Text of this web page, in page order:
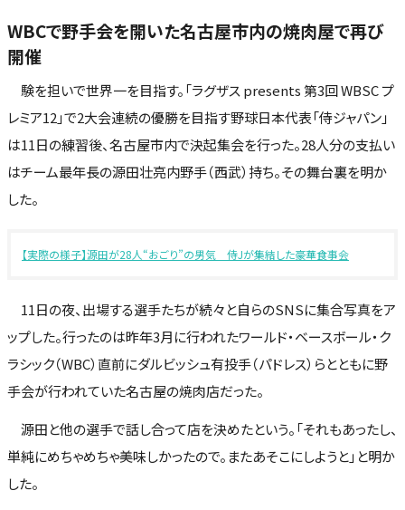
WBCで野手会を開いた名古屋市内の焼肉屋で再び
開催
験を担いで世界一を目指す。「ラグザス presents 第3回 WBSC プ
レミア12」で2大会連続の優勝を目指す野球日本代表「侍ジャパン」
は11日の練習後、名古屋市内で決起集会を行った。28人分の支払い
はチーム最年長の源田壮亮内野手（西武）持ち。その舞台裏を明か
した。
【実際の様子】源田が28人“おごり”の男気 侍Jが集結した豪華食事会
11日の夜、出場する選手たちが続々と自らのSNSに集合写真をア
ップした。行ったのは昨年3月に行われたワールド・ベースボール・ク
ラシック（WBC）直前にダルビッシュ有投手（パドレス）らとともに野
手会が行われていた名古屋の焼肉店だった。
源田と他の選手で話し合って店を決めたという。「それもあったし、
単純にめちゃめちゃ美味しかったので。またあそこにしようと」と明か
した。